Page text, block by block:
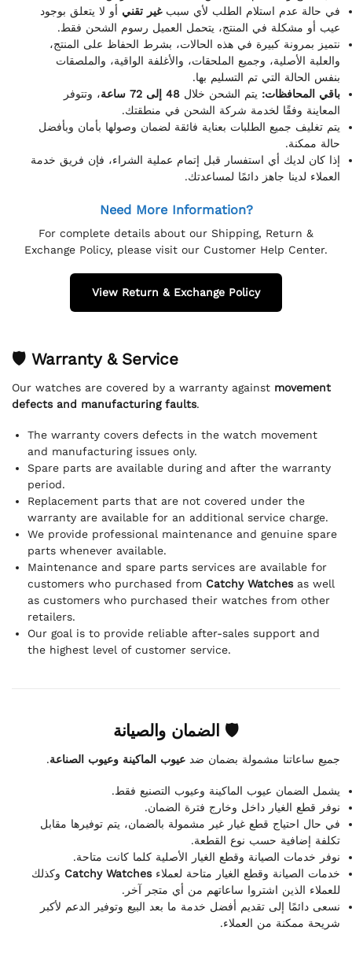
في حالة عدم استلام الطلب لأي سببغير تقني أو لا يتعلق بوجود
عيب أو مشكلة في المنتج، يتحمل العميل رسوم الشحن فقط.
نتميز بمرونة كبيرة في هذه الحالات، بشرط الحفاظ على المنتج،
والعلبة الأصلية، وجميع الملحقات، والأغلفة الواقية، والملصقات
بنفس الحالة التي تم التسليم بها.
باقي المحافظات: يتم الشحن خلال 48 إلى 72 ساعة
، وتتوفر
المعاينة وفقًا لخدمة شركة الشحن في منطقتك.
يتم تغليف جميع الطلبات بعناية فائقة لضمان وصولها بأمان وبأفضل
حالة ممكنة.
إذا كان لديك أي استفسار قبل إتمام عملية الشراء، فإن فريق خدمة
العملاء لدينا جاهز دائمًا لمساعدتك.
Need More Information?
For complete details about our Shipping, Return &
Exchange Policy, please visit our Customer Help Center.
View Return & Exchange Policy
🛡 Warranty & Service
Our watches are covered by a warranty against movement
defects and manufacturing faults.
The warranty covers defects in the watch movement
and manufacturing issues only.
Spare parts are available during and after the warranty
period.
Replacement parts that are not covered under the
warranty are available for an additional service charge.
We provide professional maintenance and genuine spare
parts whenever available.
Maintenance and spare parts services are available for
customers who purchased from Catchy Watchesas well
as customers who purchased their watches from other
retailers.
Our goal is to provide reliable after-sales support and
the highest level of customer service.
🛡 الضمان والصيانة
جميع ساعاتنا مشمولة بضمان ضد عيوب الماكينة وعيوب الصناعة.
يشمل الضمان عيوب الماكينة وعيوب التصنيع فقط.
نوفر قطع الغيار داخل وخارج فترة الضمان.
في حال احتياج قطع غيار غير مشمولة بالضمان، يتم توفيرها مقابل
تكلفة إضافية حسب نوع القطعة.
نوفر خدمات الصيانة وقطع الغيار الأصلية كلما كانت متاحة.
خدمات الصيانة وقطع الغيار متاحة لعملاءCatchy Watches وكذلك
للعملاء الذين اشتروا ساعاتهم من أي متجر آخر.
نسعى دائمًا إلى تقديم أفضل خدمة ما بعد البيع وتوفير الدعم لأكبر
شريحة ممكنة من العملاء.